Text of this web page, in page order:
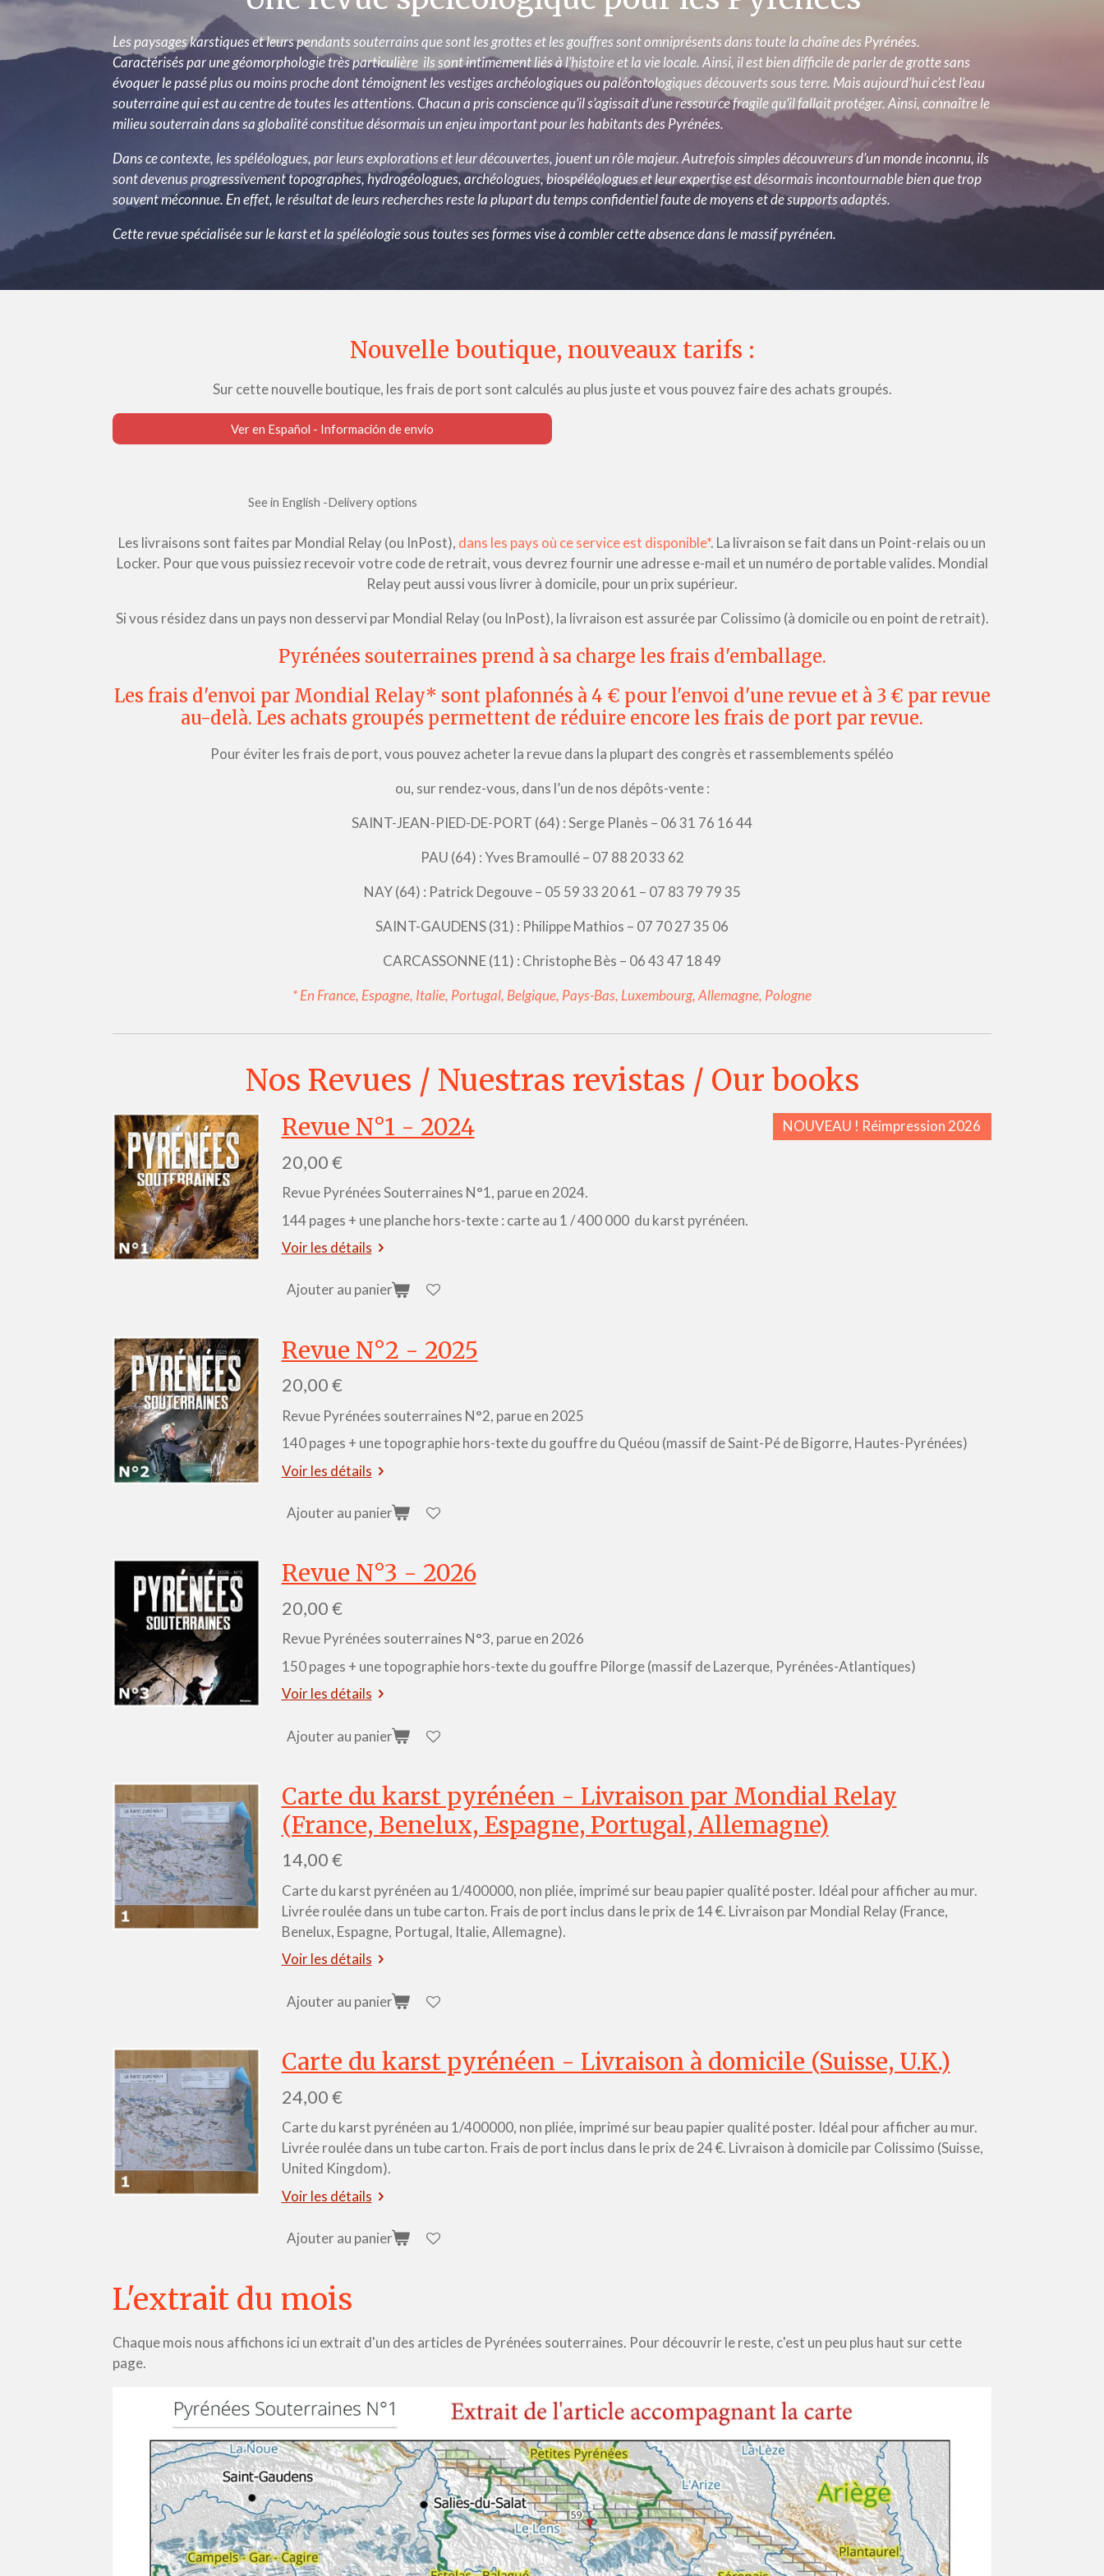
Les paysages karstiques et leurs pendants souterrains que sont les grottes et les gouffres sont omniprésents dans toute la chaîne des Pyrénées.
Caractérisés par une géomorphologie très particulière ils sont intimement liés à l’histoire et la vie locale. Ainsi, il est bien difficile de parler de grotte sans
évoquer le passé plus ou moins proche dont témoignent les vestiges archéologiques ou paléontologiques découverts sous terre. Mais aujourd’hui c’est l’eau
souterraine qui est au centre de toutes les attentions. Chacun a pris conscience qu’il s’agissait d’une ressource fragile qu’il fallait protéger. Ainsi, connaître le
milieu souterrain dans sa globalité constitue désormais un enjeu important pour les habitants des Pyrénées.
Dans ce contexte, les spéléologues, par leurs explorations et leur découvertes, jouent un rôle majeur. Autrefois simples découvreurs d’un monde inconnu, ils
sont devenus progressivement topographes, hydrogéologues, archéologues, biospéléologues et leur expertise est désormais incontournable bien que trop
souvent méconnue. En effet, le résultat de leurs recherches reste la plupart du temps confidentiel faute de moyens et de supports adaptés.
Cette revue spécialisée sur le karst et la spéléologie sous toutes ses formes vise à combler cette absence dans le massif pyrénéen.
Nouvelle boutique, nouveaux tarifs :
Sur cette nouvelle boutique, les frais de port sont calculés au plus juste et vous pouvez faire des achats groupés.
Ver en Español - Información de envío
See in English -Delivery options
Les livraisons sont faites par Mondial Relay (ou InPost), dans les pays où ce service est disponible*. La livraison se fait dans un Point-relais ou un
Locker. Pour que vous puissiez recevoir votre code de retrait, vous devrez fournir une adresse e-mail et un numéro de portable valides. Mondial
Relay peut aussi vous livrer à domicile, pour un prix supérieur.
Si vous résidez dans un pays non desservi par Mondial Relay (ou InPost), la livraison est assurée par Colissimo (à domicile ou en point de retrait).
Pyrénées souterraines prend à sa charge les frais d'emballage.
Les frais d'envoi par Mondial Relay* sont plafonnés à 4 € pour l'envoi d'une revue et à 3 € par revue
au-delà. Les achats groupés permettent de réduire encore les frais de port par revue.
Pour éviter les frais de port, vous pouvez acheter la revue dans la plupart des congrès et rassemblements spéléo
ou, sur rendez-vous, dans l’un de nos dépôts-vente :
SAINT-JEAN-PIED-DE-PORT (64) : Serge Planès – 06 31 76 16 44
PAU (64) : Yves Bramoullé – 07 88 20 33 62
NAY (64) : Patrick Degouve – 05 59 33 20 61 – 07 83 79 79 35
SAINT-GAUDENS (31) : Philippe Mathios – 07 70 27 35 06
CARCASSONNE (11) : Christophe Bès – 06 43 47 18 49
* En France, Espagne, Italie, Portugal, Belgique, Pays-Bas, Luxembourg, Allemagne, Pologne
Nos Revues / Nuestras revistas / Our books
NOUVEAU ! Réimpression 2026
Revue N°1 - 2024
20,00 €
Revue Pyrénées Souterraines N°1, parue en 2024.
144 pages + une planche hors-texte : carte au 1 / 400 000 du karst pyrénéen.
Voir les détails
Ajouter au panier
Revue N°2 - 2025
20,00 €
Revue Pyrénées souterraines N°2, parue en 2025
140 pages + une topographie hors-texte du gouffre du Quéou (massif de Saint-Pé de Bigorre, Hautes-Pyrénées)
Voir les détails
Ajouter au panier
Revue N°3 - 2026
20,00 €
Revue Pyrénées souterraines N°3, parue en 2026
150 pages + une topographie hors-texte du gouffre Pilorge (massif de Lazerque, Pyrénées-Atlantiques)
Voir les détails
Ajouter au panier
Carte du karst pyrénéen - Livraison par Mondial Relay
(France, Benelux, Espagne, Portugal, Allemagne)
14,00 €
Carte du karst pyrénéen au 1/400000, non pliée, imprimé sur beau papier qualité poster. Idéal pour afficher au mur.
Livrée roulée dans un tube carton. Frais de port inclus dans le prix de 14 €. Livraison par Mondial Relay (France,
Benelux, Espagne, Portugal, Italie, Allemagne).
Voir les détails
Ajouter au panier
Carte du karst pyrénéen - Livraison à domicile (Suisse, U.K.)
24,00 €
Carte du karst pyrénéen au 1/400000, non pliée, imprimé sur beau papier qualité poster. Idéal pour afficher au mur.
Livrée roulée dans un tube carton. Frais de port inclus dans le prix de 24 €. Livraison à domicile par Colissimo (Suisse,
United Kingdom).
Voir les détails
Ajouter au panier
L'extrait du mois
Chaque mois nous affichons ici un extrait d'un des articles de Pyrénées souterraines. Pour découvrir le reste, c'est un peu plus haut sur cette
page.